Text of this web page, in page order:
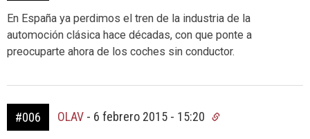
En España ya perdimos el tren de la industria de la
automoción clásica hace décadas, con que ponte a
preocuparte ahora de los coches sin conductor.
#006 OLAV - 6 febrero 2015 - 15:20